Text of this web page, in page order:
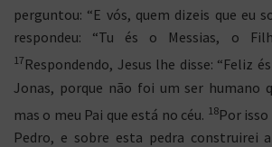
perguntou: “E vós, quem dizeis que eu
respondeu: “Tu és o Messias, o
17 Respondendo, Jesus lhe disse: “Feliz
Jonas, porque não foi um ser humano
mas o meu Pai que está no céu. 18Por isso
Pedro, e sobre esta pedra construirei